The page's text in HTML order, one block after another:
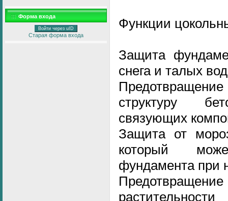
Форма входа
Войти через uID
Старая форма входа
Функции
Защита
снега и талых
структуру
связующих
Защита от
который
фундамента при